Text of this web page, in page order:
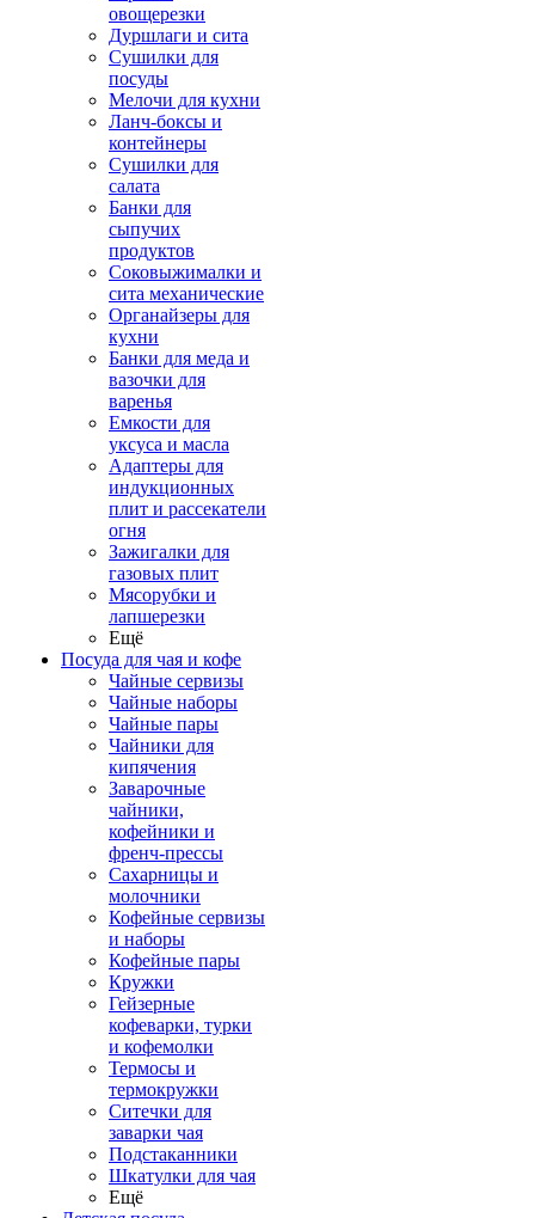
овощерезки
Дуршлаги и сита
Сушилки для
посуды
Мелочи для кухни
Ланч-боксы и
контейнеры
Сушилки для
салата
Банки для
сыпучих
продуктов
Соковыжималки и
сита механические
Органайзеры для
кухни
Банки для меда и
вазочки для
варенья
Емкости для
уксуса и масла
Адаптеры для
индукционных
плит и рассекатели
огня
Зажигалки для
газовых плит
Мясорубки и
лапшерезки
Ещё
Посуда для чая и кофе
Чайные сервизы
Чайные наборы
Чайные пары
Чайники для
кипячения
Заварочные
чайники,
кофейники и
френч-прессы
Сахарницы и
молочники
Кофейные сервизы
и наборы
Кофейные пары
Кружки
Гейзерные
кофеварки, турки
и кофемолки
Термосы и
термокружки
Ситечки для
заварки чая
Подстаканники
Шкатулки для чая
Ещё